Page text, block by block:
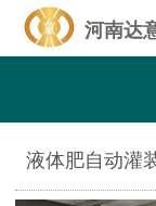
河南达
液体肥自动灌